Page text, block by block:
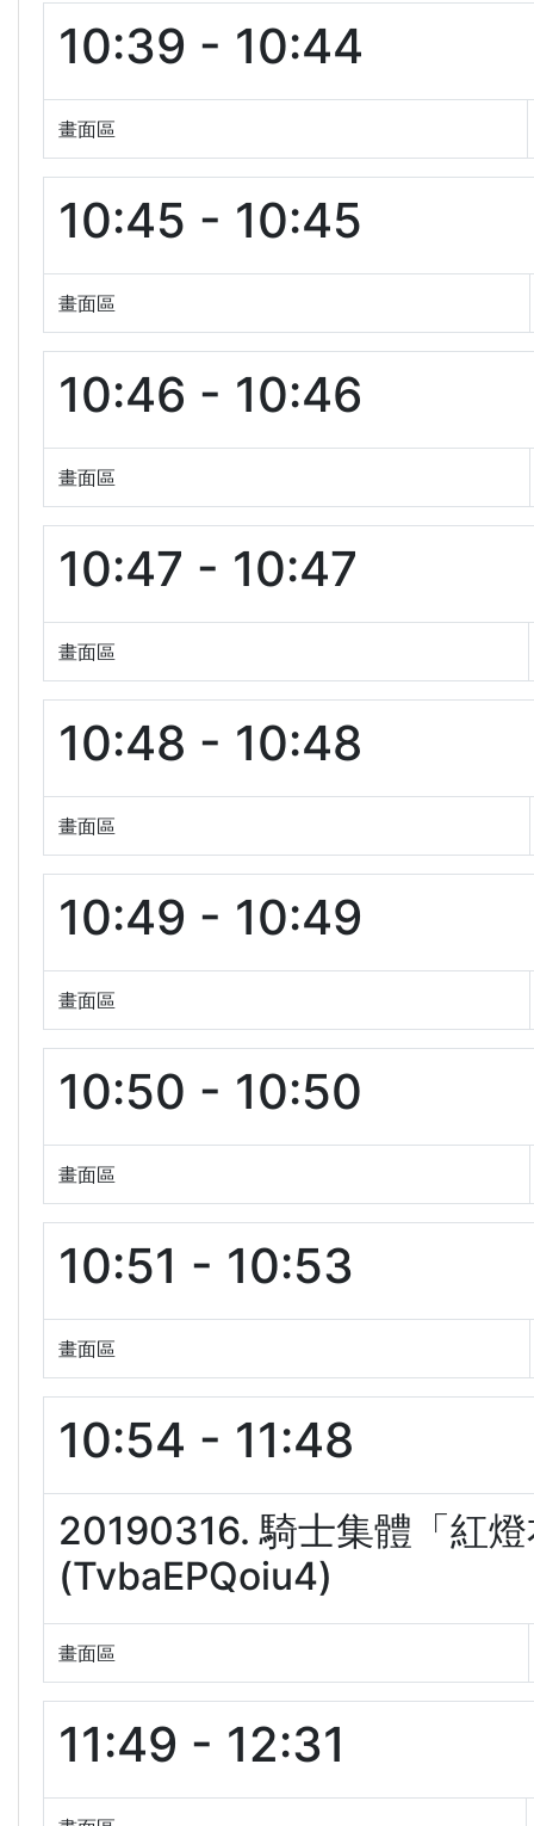
10:39 - 10:44
畫面區
10:45 - 10:45
畫面區
10:46 - 10:46
畫面區
10:47 - 10:47
畫面區
10:48 - 10:48
畫面區
10:49 - 10:49
畫面區
10:50 - 10:50
畫面區
10:51 - 10:53
畫面區
10:54 - 11:48
20190316. 騎士集體「紅
(TvbaEPQoiu4)
畫面區
11:49 - 12:31